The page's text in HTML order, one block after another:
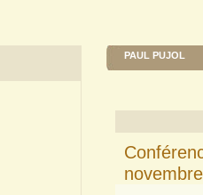
PAUL PUJOL